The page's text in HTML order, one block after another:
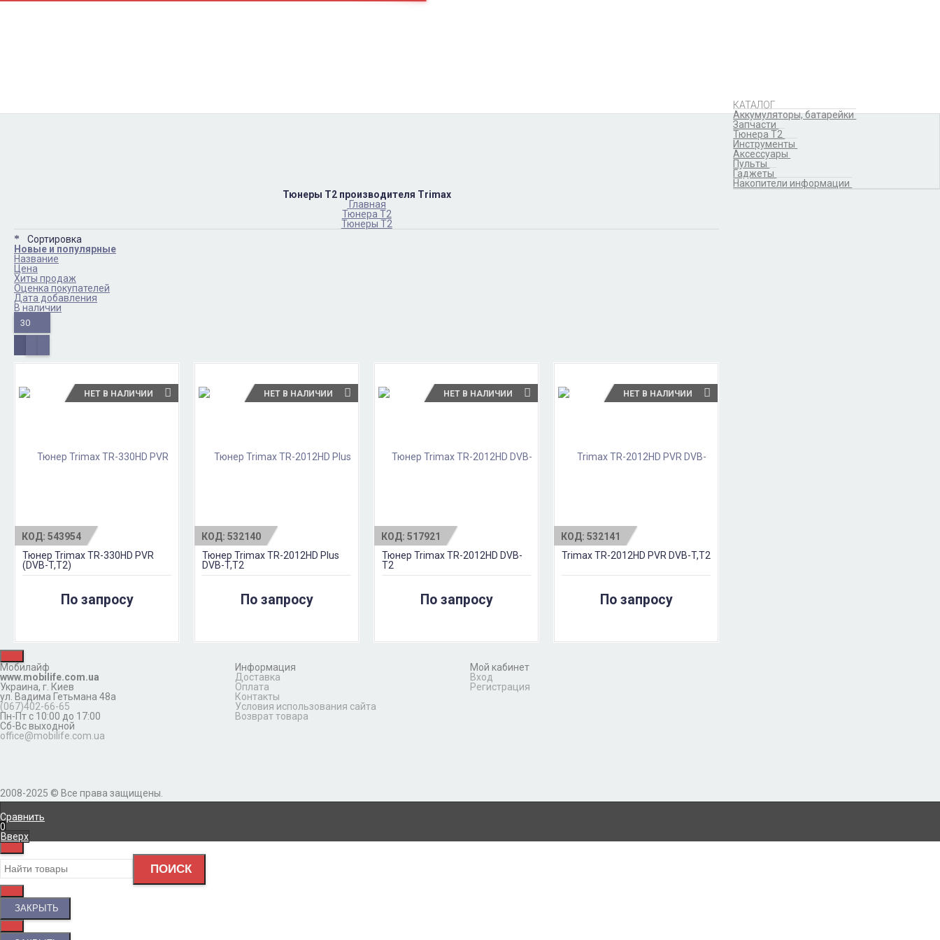
Накопители информации
КАТАЛОГ
Аккумуляторы, батарейки
Запчасти
Тюнера T2
Инструменты
Аксессуары
Пульты
Гаджеты
Накопители информации
Тюнеры Т2 производителя Trimax
Главная
Тюнера T2
Тюнеры Т2
Сортировка
Новые и популярные
Название
Цена
Хиты продаж
Оценка покупателей
Дата добавления
В наличии
30
НЕТ В НАЛИЧИИ
КОД: 543954
Тюнер Trimax TR-330HD PVR
(DVB-T,T2)
По запросу
НЕТ В НАЛИЧИИ
КОД: 532140
Тюнер Trimax TR-2012HD Plus
DVB-T,T2
По запросу
НЕТ В НАЛИЧИИ
КОД: 517921
Тюнер Trimax TR-2012HD DVB-
T2
По запросу
НЕТ В НАЛИЧИИ
КОД: 532141
Trimax TR-2012HD PVR DVB-T,T2
По запросу
Мобилайф
www.mobilife.com.ua
Украина, г. Киев
ул. Вадима Гетьмана 48а
(067)402-66-65
Пн-Пт с 10:00 до 17:00
Сб-Вс выходной
office@mobilife.com.ua
Информация
Доставка
Оплата
Контакты
Условия использования сайта
Возврат товара
Мой кабинет
Вход
Регистрация
2008-2025 © Все права защищены.
Сравнить
0
Вверх
ПОИСК
ЗАКРЫТЬ